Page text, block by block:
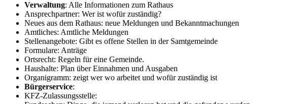
Verwaltung: Alle Informationen zum Rathaus
Ansprechpartner: Wer ist wofür zuständig?
Neues aus dem Rathaus: neue Meldungen und Bekanntmachungen
Amtliches: Amtliche Meldungen
Stellenangebote: Gibt es offene Stellen in der Samtgemeinde
Formulare: Anträge
Ortsrecht: Regeln für eine Gemeinde.
Haushalte: Plan über Einnahmen und Ausgaben
Organigramm: zeigt wer wo arbeitet und wofür zuständig ist
Bürgerservice:
KFZ-Zulassungsstelle: